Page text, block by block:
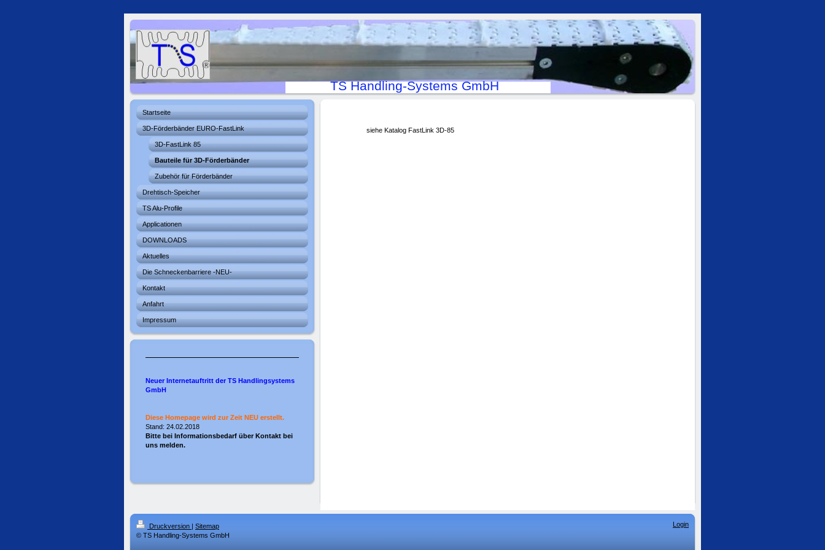
TS Handling-Systems GmbH
Startseite
3D-Förderbänder EURO-FastLink
3D-FastLink 85
Bauteile für 3D-Förderbänder
Zubehör für Förderbänder
Drehtisch-Speicher
TS Alu-Profile
Applicationen
DOWNLOADS
Aktuelles
Die Schneckenbarriere -NEU-
Kontakt
Anfahrt
Impressum
Neuer Internetauftritt der TS Handlingsystems
GmbH
Diese Homepage wird zur Zeit NEU erstellt.
Stand: 24.02.2018
Bitte bei Informationsbedarf über Kontakt bei
uns melden.
siehe Katalog FastLink 3D-85
Druckversion | Sitemap
© TS Handling-Systems GmbH
Login